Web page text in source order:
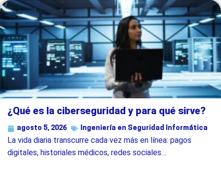
¿Qué es la ciberseguridad y para qué sirve?
agosto 5, 2026 Ingeniería en Seguridad Informática
La vida diaria transcurre cada vez más en línea: pagos
digitales, historiales médicos, redes sociales…